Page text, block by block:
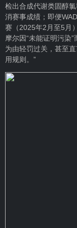
检出合成代谢类固醇
消赛事成绩；即便
赛（2025年2月至5月
摩尔因“未能证明污染
为由轻罚过关，甚至
用规则。”